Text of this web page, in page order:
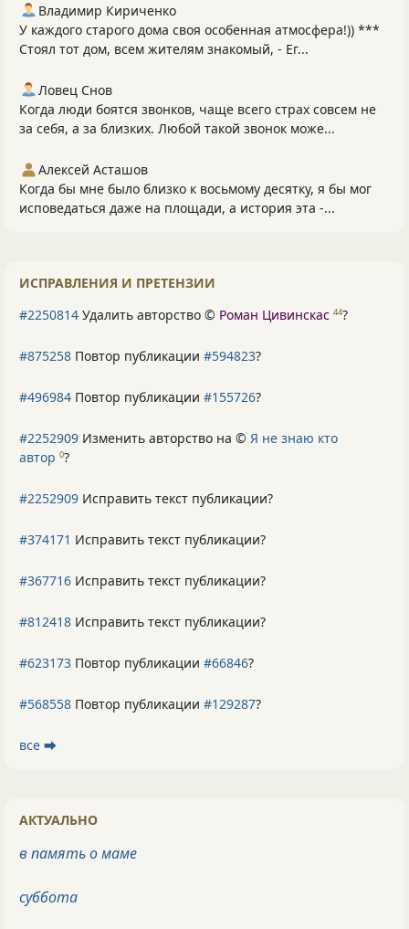
Владимир Кириченко
У каждого старого дома своя особенная атмосфера!)) ***
Стоял тот дом, всем жителям знакомый, - Ег...
Ловец Снов
Когда люди боятся звонков, чаще всего страх совсем не
за себя, а за близких. Любой такой звонок може...
Алексей Асташов
Когда бы мне было близко к восьмому десятку, я бы мог
исповедаться даже на площади, а история эта -...
ИСПРАВЛЕНИЯ И ПРЕТЕНЗИИ
#2250814 Удалить авторство © Роман Цивинскас 44?
#875258 Повтор публикации #594823?
#496984 Повтор публикации #155726?
#2252909 Изменить авторство на © Я не знаю кто
автор 0?
#2252909 Исправить текст публикации?
#374171 Исправить текст публикации?
#367716 Исправить текст публикации?
#812418 Исправить текст публикации?
#623173 Повтор публикации #66846?
#568558 Повтор публикации #129287?
все ⮕
АКТУАЛЬНО
в память о маме
суббота